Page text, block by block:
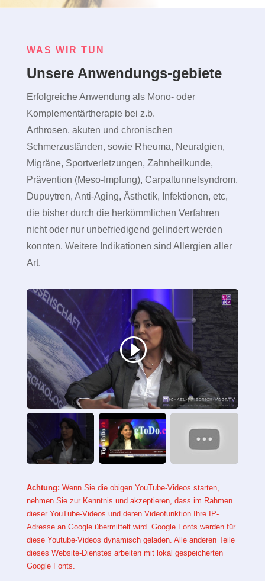
WAS WIR TUN
Unsere Anwendungs-gebiete
Erfolgreiche Anwendung als Mono- oder
Komplementärtherapie bei z.b.
Arthrosen, akuten und chronischen
Schmerzuständen, sowie Rheuma, Neuralgien,
Migräne, Sportverletzungen, Zahnheilkunde,
Prävention (Meso-Impfung), Carpaltunnelsyndrom,
Dupuytren, Anti-Aging, Ästhetik, Infektionen, etc,
die bisher durch die herkömmlichen Verfahren
nicht oder nur unbefriedigend gelindert werden
konnten. Weitere Indikationen sind Allergien aller
Art.
Achtung: Wenn Sie die obigen YouTube-Videos starten,
nehmen Sie zur Kenntnis und akzeptieren, dass im Rahmen
dieser YouTube-Videos und deren Videofunktion Ihre IP-
Adresse an Google übermittelt wird. Google Fonts werden für
diese Youtube-Videos dynamisch geladen. Alle anderen Teile
dieses Website-Dienstes arbeiten mit lokal gespeicherten
Google Fonts.